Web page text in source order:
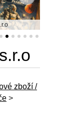
zboží /
>